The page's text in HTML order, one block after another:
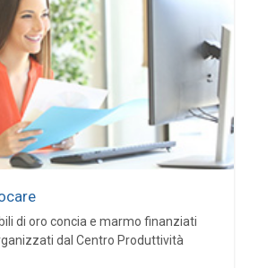
di oro concia e marmo finanziati
dal Centro Produttività